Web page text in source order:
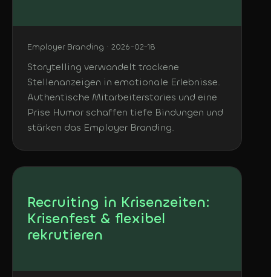
Employer Branding · 2026-02-18
Storytelling verwandelt trockene
Stellenanzeigen in emotionale Erlebnisse.
Authentische Mitarbeiterstories und eine
Prise Humor schaffen tiefe Bindungen und
stärken das Employer Branding.
Recruiting in Krisenzeiten:
Krisenfest & flexibel
rekrutieren